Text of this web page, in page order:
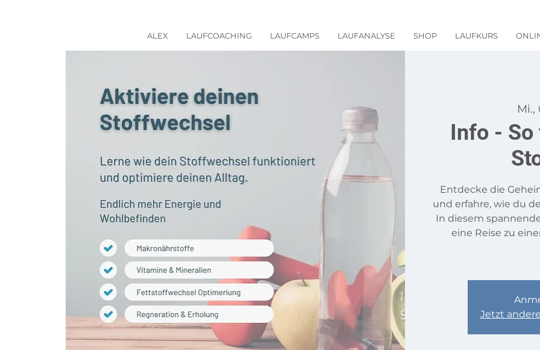
ALEX LAUFCOACHING LAUFCAMPS LAUFANALYSE SHOP LAUFKURS
Mi.,
Info -
Entdecke die
und erfahre, wie du
In diesem
eine Reise zu
Jetzt